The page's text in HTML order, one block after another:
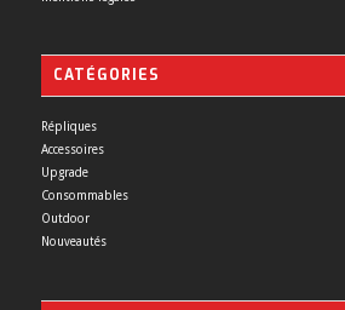
CATÉGORIES
Répliques
Accessoires
Upgrade
Consommables
Outdoor
Nouveautés